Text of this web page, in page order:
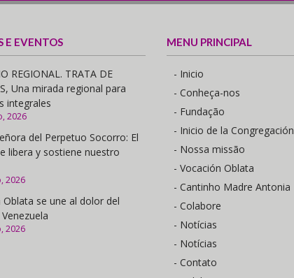
E EVENTOS
REGIONAL. TRATA DE
Una mirada regional para
integrales
2026
del Perpetuo Socorro: El
libera y sostiene nuestro
2026
Oblata se une al dolor del
2026
MENU PRINCIPAL
- Inicio
- Conheça-nos
- Fundação
- Inicio de la Congregación
- Nossa missão
- Vocación Oblata
- Cantinho Madre Antonia
- Colabore
- Notícias
- Notícias
- Contato